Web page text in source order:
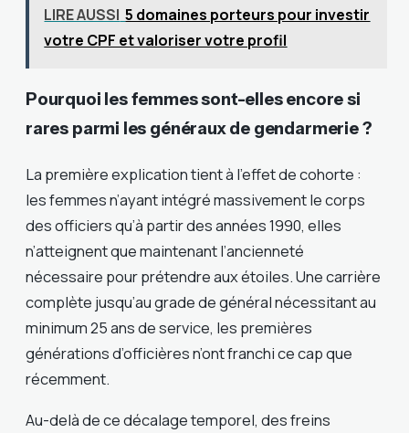
LIRE AUSSI 5 domaines porteurs pour investir
votre CPF et valoriser votre profil
Pourquoi les femmes sont-elles encore si
rares parmi les généraux de gendarmerie ?
La première explication tient à l’effet de cohorte :
les femmes n’ayant intégré massivement le corps
des officiers qu’à partir des années 1990, elles
n’atteignent que maintenant l’ancienneté
nécessaire pour prétendre aux étoiles. Une carrière
complète jusqu’au grade de général nécessitant au
minimum 25 ans de service, les premières
générations d’officières n’ont franchi ce cap que
récemment.
Au-delà de ce décalage temporel, des freins